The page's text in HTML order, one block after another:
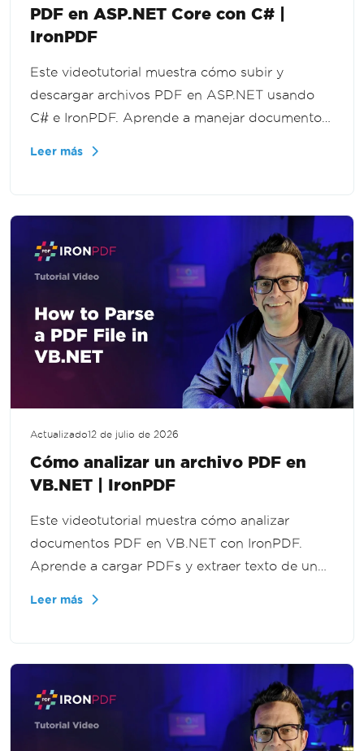
PDF en ASP.NET Core con C# |
IronPDF
Este videotutorial muestra cómo subir y
descargar archivos PDF en ASP.NET usando
C# e IronPDF. Aprende a manejar documentos
Leer más
Actualizado12 de julio de 2026
Cómo analizar un archivo PDF en
VB.NET | IronPDF
Este videotutorial muestra cómo analizar
documentos PDF en VB.NET con IronPDF.
Aprende a cargar PDFs y extraer texto de un
Leer más